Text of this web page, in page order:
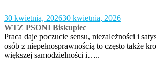
30 kwietnia, 202630 kwietnia, 2026
WTZ PSONI Biskupiec
Praca daje poczucie sensu, niezależności i
osób z niepełnosprawnością to często także
większej samodzielności i…..